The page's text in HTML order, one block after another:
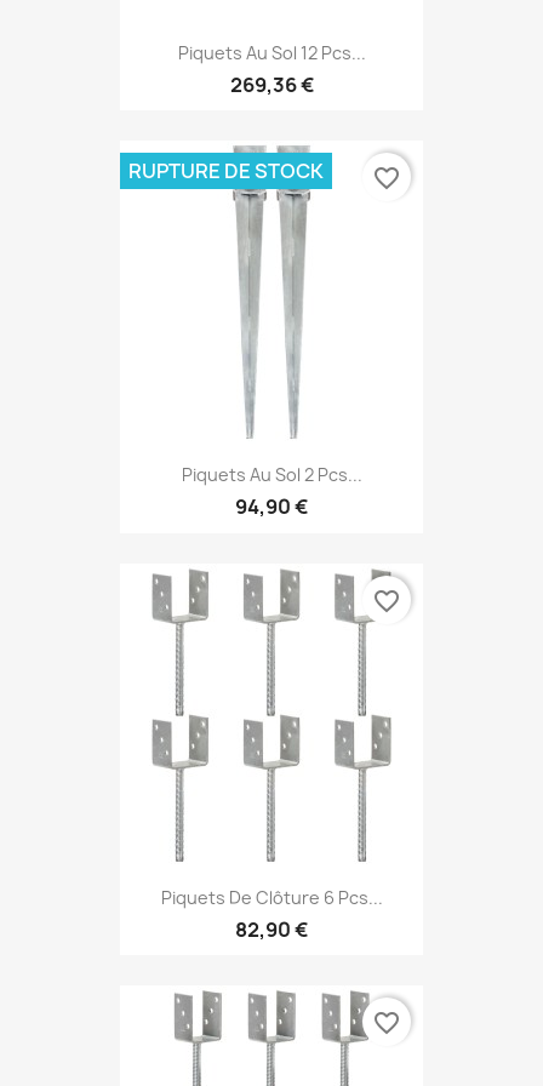
Piquets Au Sol 12 Pcs...
269,36 €
Piquets Au Sol 2 Pcs...
94,90 €
RUPTURE DE STOCK favorite_border
Piquets De Clôture 6 Pcs...
82,90 €
favorite_border
favorite_border